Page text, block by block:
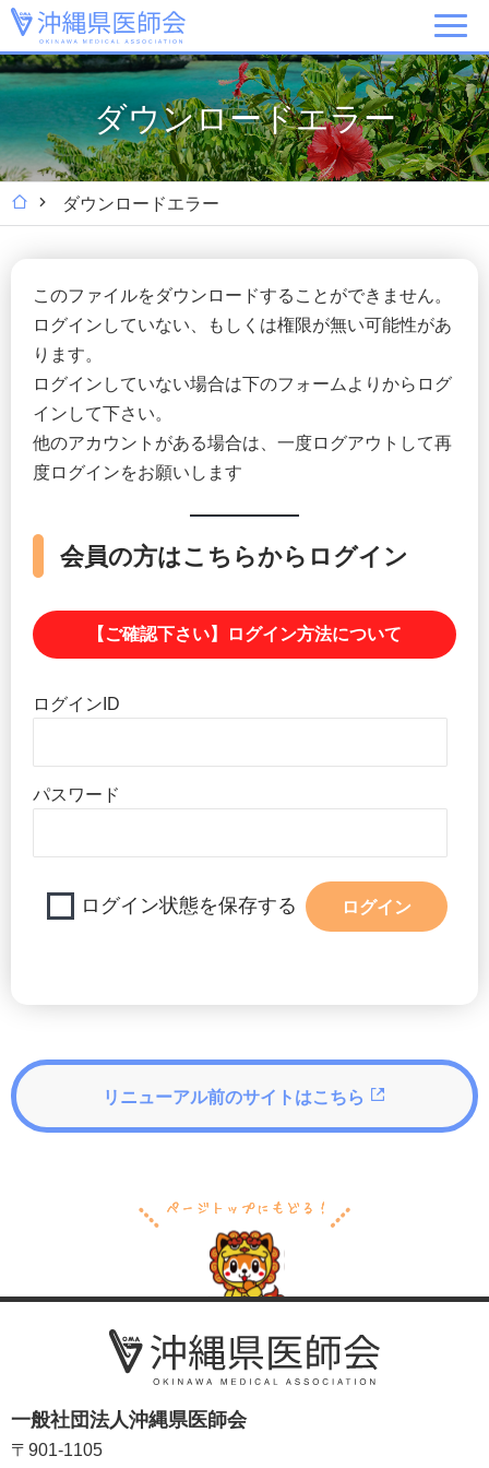
ダウンロードエラー
ダウンロードエラー
このファイルをダウンロードすることができません。
ログインしていない、もしくは権限が無い可能性があ
ります。
ログインしていない場合は下のフォームよりからログ
インして下さい。
他のアカウントがある場合は、一度ログアウトして再
度ログインをお願いします
会員の方はこちらからログイン
【ご確認下さい】ログイン方法について
ログインID
パスワード
ログイン状態を保存する
リニューアル前のサイトはこちら
一般社団法人沖縄県医師会
〒901-1105